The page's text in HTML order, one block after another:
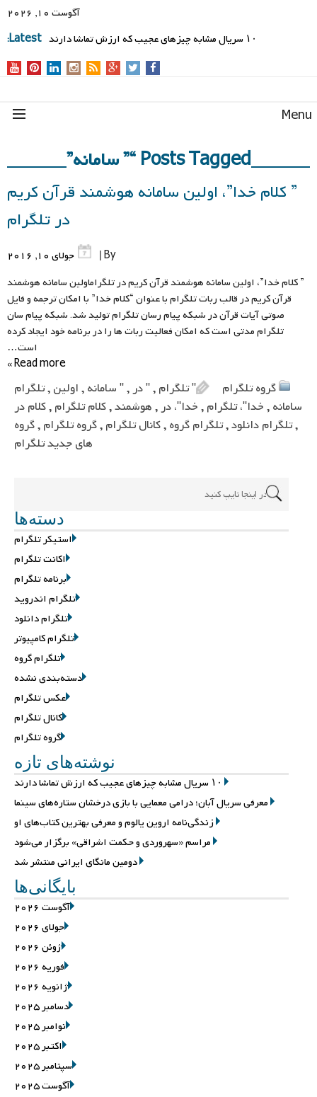
آگوست 10, 2026
Latest:
۱۰ سریال مشابه چیزهای عجیب که ارزش تماشا دارند
Posts Tagged “” سامانه”
” کلام خدا”، اولین سامانه هوشمند قرآن کریم
در تلگرام
By |
جولای 10, 2016
” کلام خدا”، اولین سامانه هوشمند قرآن کریم در تلگراماولین سامانه هوشمند
قرآن کریم در قالب ربات تلگرام با عنوان “کلام خدا” با امکان ترجمه و فایل
صوتی آیات قرآن در شبکه پیام رسان تلگرام تولید شد. شبکه پیام سان
تلگرام مدتی است که امکان فعالیت ربات ها را در برنامه خود ایجاد کرده
است…
Read more »
گروه تلگرام " تلگرام," در," سامانه,اولین,تلگرام
سامانه,خدا"، تلگرام,خدا"، در,هوشمند,کلام تلگرام,کلام در
تلگرام دانلود,تلگرام گروه,کانال تلگرام,گروه تلگرام,گروه
های جدید تلگرام
دسته‌ها
استیکر تلگرام
اکانت تلگرام
برنامه تلگرام
تلگرام اندروید
تلگرام دانلود
تلگرام کامپیوتر
تلگرام گروه
دسته‌بندی نشده
عکس تلگرام
کانال تلگرام
گروه تلگرام
نوشته‌های تازه
۱۰ سریال مشابه چیزهای عجیب که ارزش تماشا دارند
معرفی سریال آبان؛ درامی معمایی با بازی درخشان ستاره‌های سینما
زندگی‌نامه اروین یالوم و معرفی بهترین کتاب‌های او
مراسم «سهروردی و حکمت اشراقی» برگزار می‌شود
دومین مانگای ایرانی منتشر شد
بایگانی‌ها
آگوست 2026
جولای 2026
ژوئن 2026
فوریه 2026
ژانویه 2026
دسامبر 2025
نوامبر 2025
اکتبر 2025
سپتامبر 2025
آگوست 2025